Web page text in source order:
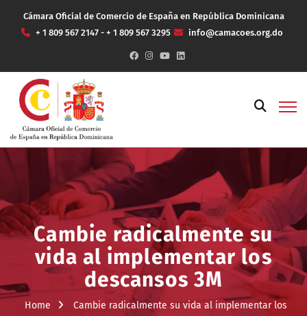
Cámara Oficial de Comercio de España en República Dominicana
+ 1 809 567 2147 - + 1 809 567 3295
info@camacoes.org.do
Cambie radicalmente su
vida al implementar los
descansos 3M
Home
Cambie radicalmente su vida al implementar los